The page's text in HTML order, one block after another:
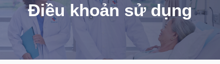
Điều khoản sử dụng